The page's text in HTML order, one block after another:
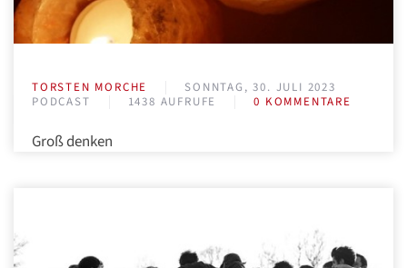
TORSTEN MORCHE
SONNTAG, 30. JULI 2023
PODCAST
1438 AUFRUFE 0 KOMMENTARE
Groß denken